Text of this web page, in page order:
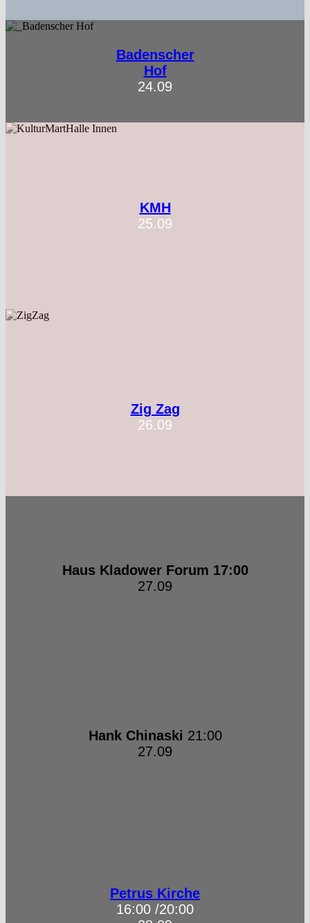
Badenscher
Hof
24.09
KMH
25.09
Zig Zag
26.09
Haus Kladower Forum 17:00
27.09
Hank Chinaski 21:00
27.09
Petrus Kirche
16:00 /20:00